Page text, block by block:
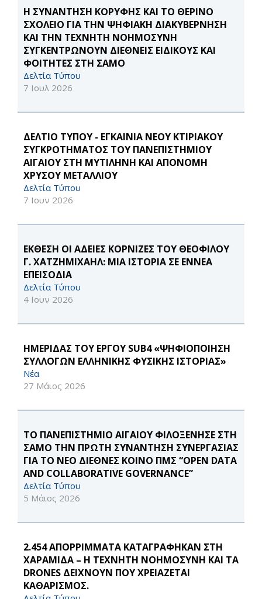
Η ΣΥΝΑΝΤΗΣΗ ΚΟΡΥΦΗΣ ΚΑΙ ΤΟ ΘΕΡΙΝΟ
ΣΧΟΛΕΙΟ ΓΙΑ ΤΗΝ ΨΗΦΙΑΚΗ ΔΙΑΚΥΒΕΡΝΗΣΗ
ΚΑΙ ΤΗΝ ΤΕΧΝΗΤΗ ΝΟΗΜΟΣΥΝΗ
ΣΥΓΚΕΝΤΡΩΝΟΥΝ ΔΙΕΘΝΕΙΣ ΕΙΔΙΚΟΥΣ ΚΑΙ
ΦΟΙΤΗΤΕΣ ΣΤΗ ΣΑΜΟ
Δελτία Τύπου
7 Ιουλ 2026
ΔΕΛΤΙΟ ΤΥΠΟΥ - ΕΓΚΑΙΝΙΑ ΝΕΟΥ ΚΤΙΡΙΑΚΟΥ
ΣΥΓΚΡΟΤΗΜΑΤΟΣ ΤΟΥ ΠΑΝΕΠΙΣΤΗΜΙΟΥ
ΑΙΓΑΙΟΥ ΣΤΗ ΜΥΤΙΛΗΝΗ ΚΑΙ ΑΠΟΝΟΜΗ
ΧΡΥΣΟΥ ΜΕΤΑΛΛΙΟΥ
Δελτία Τύπου
7 Ιουν 2026
ΕΚΘΕΣΗ ΟΙ ΑΔΕΙΕΣ ΚΟΡΝΙΖΕΣ ΤΟΥ ΘΕΟΦΙΛΟΥ
Γ. ΧΑΤΖΗΜΙΧΑΗΛ: ΜΙΑ ΙΣΤΟΡΙΑ ΣΕ ΕΝΝΕΑ
ΕΠΕΙΣΟΔΙΑ
Δελτία Τύπου
4 Ιουν 2026
ΗΜΕΡΙΔΑΣ ΤΟΥ ΕΡΓΟΥ SUB4 «ΨΗΦΙΟΠΟΙΗΣΗ
ΣΥΛΛΟΓΩΝ ΕΛΛΗΝΙΚΗΣ ΦΥΣΙΚΗΣ ΙΣΤΟΡΙΑΣ»
Νέα
27 Μάιος 2026
ΤΟ ΠΑΝΕΠΙΣΤΗΜΙΟ ΑΙΓΑΙΟΥ ΦΙΛΟΞΕΝΗΣΕ ΣΤΗ
ΣΑΜΟ ΤΗΝ ΠΡΩΤΗ ΣΥΝΑΝΤΗΣΗ ΣΥΝΕΡΓΑΣΙΑΣ
ΓΙΑ ΤΟ ΝΕΟ ΔΙΕΘΝΕΣ ΚΟΙΝΟ ΠΜΣ “OPEN DATA
AND COLLABORATIVE GOVERNANCE”
Δελτία Τύπου
5 Μάιος 2026
2.454 ΑΠΟΡΡΙΜΜΑΤΑ ΚΑΤΑΓΡΑΦΗΚΑΝ ΣΤΗ
ΧΑΡΑΜΙΔΑ – Η ΤΕΧΝΗΤΗ ΝΟΗΜΟΣΥΝΗ ΚΑΙ ΤΑ
DRONES ΔΕΙΧΝΟΥΝ ΠΟΥ ΧΡΕΙΑΖΕΤΑΙ
ΚΑΘΑΡΙΣΜΟΣ.